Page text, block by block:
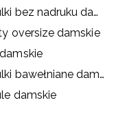
Koszulki bez nadruku damskie
oversize damskie
Koszulki bawełniane damskie
damskie